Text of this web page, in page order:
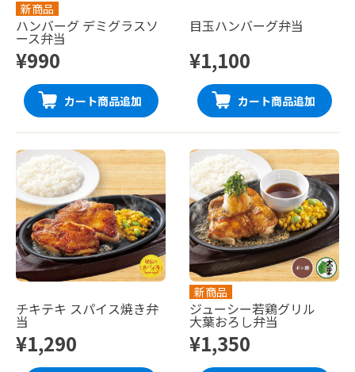
新商品
ハンバーグ デミグラスソ
ース弁当
¥990
カート商品追加
目玉ハンバーグ弁当
¥1,100
カート商品追加
チキテキ スパイス焼き弁
当
¥1,290
新商品
ジューシー若鶏グリル
大葉おろし弁当
¥1,350